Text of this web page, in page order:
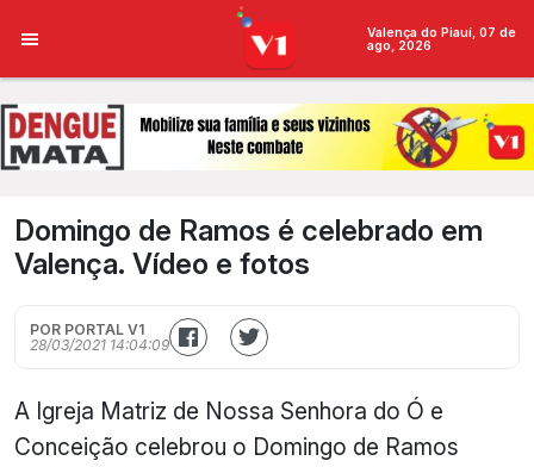
Valença do Piauí, 07 de
ago, 2026
Domingo de Ramos é celebrado em
Valença. Vídeo e fotos
POR PORTAL V1
28/03/2021 14:04:09
A Igreja Matriz de Nossa Senhora do Ó e
Conceição celebrou o Domingo de Ramos